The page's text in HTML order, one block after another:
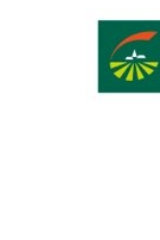
FAIRE UN